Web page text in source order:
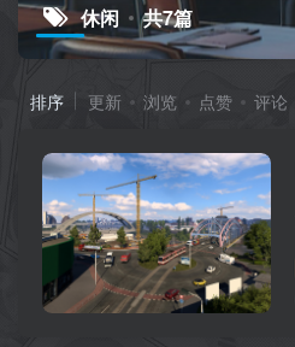
休闲 共7篇
排序 更新 浏览 点赞 评论